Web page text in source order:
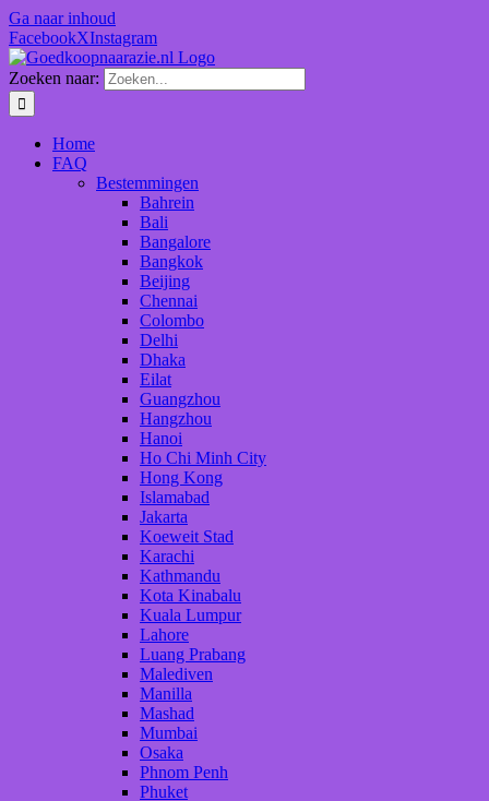
Ga naar inhoud
FacebookXInstagram
Zoeken naar:
Home
FAQ
Bestemmingen
Bahrein
Bali
Bangalore
Bangkok
Beijing
Chennai
Colombo
Delhi
Dhaka
Eilat
Guangzhou
Hangzhou
Hanoi
Ho Chi Minh City
Hong Kong
Islamabad
Jakarta
Koeweit Stad
Karachi
Kathmandu
Kota Kinabalu
Kuala Lumpur
Lahore
Luang Prabang
Malediven
Manilla
Mashad
Mumbai
Osaka
Phnom Penh
Phuket